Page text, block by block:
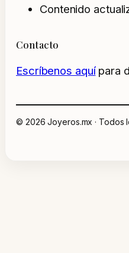
Contenido
Contacto
Escríbenos aquípara
© 2026 Joyeros.mx · Todos